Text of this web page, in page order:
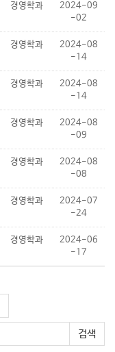
경영학과
2024-09
-02
경영학과
2024-08
-14
경영학과
2024-08
-14
경영학과
2024-08
-09
경영학과
2024-08
-08
경영학과
2024-07
-24
경영학과
2024-06
-17